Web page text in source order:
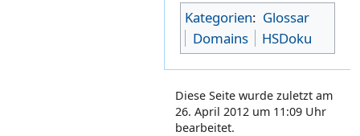
Kategorien: Glossar
Domains
HSDoku
Diese Seite wurde zuletzt am
26. April 2012 um 11:09 Uhr
bearbeitet.